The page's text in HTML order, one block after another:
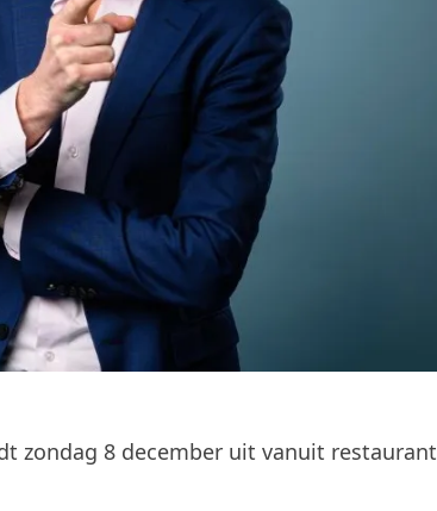
zondag 8 december uit vanuit restaurant